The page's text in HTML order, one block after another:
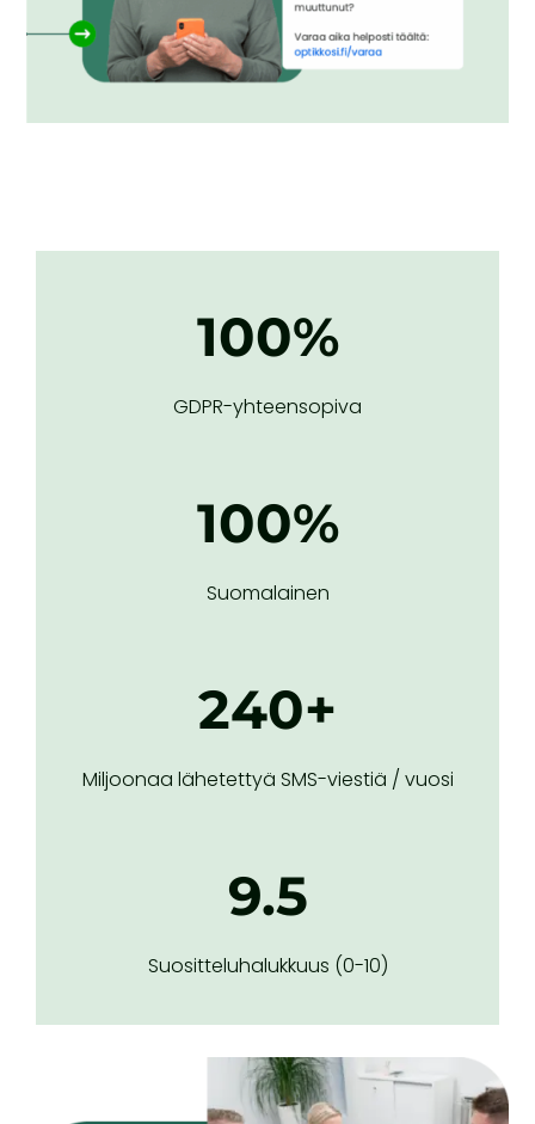
100%
GDPR-yhteensopiva
100%
Suomalainen
240+
Miljoonaa lähetettyä SMS-viestiä / vuosi
9.5
Suositteluhalukkuus (0-10)